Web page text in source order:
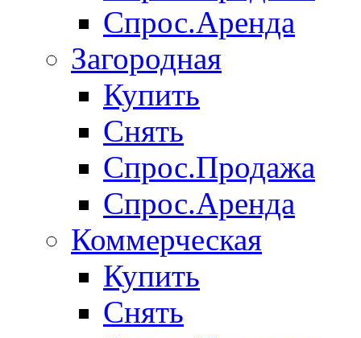
Спрос.Аренда
Загородная
Купить
Снять
Спрос.Продажа
Спрос.Аренда
Коммерческая
Купить
Снять